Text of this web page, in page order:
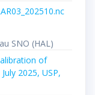
SNO (HAL)
of
2025, USP,